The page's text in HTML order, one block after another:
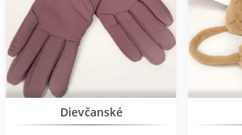
BESTSELLER
Dievčanské